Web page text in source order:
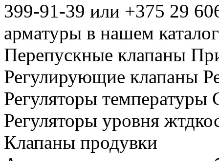
399-91-39 или +375 29
арматуры в нашем
Перепускные клапаны
Регулирующие клапаны
Регуляторы температуры
Регуляторы уровня
Клапаны продувки